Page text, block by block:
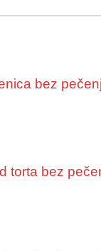
bez
torta bez